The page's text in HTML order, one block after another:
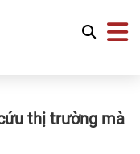
thị trường mà